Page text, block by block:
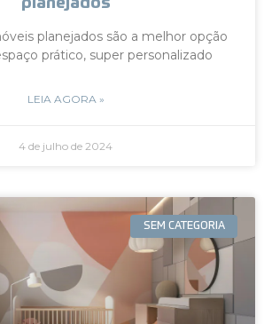
planejados são a melhor opção
prático, super personalizado
LEIA AGORA »
4 de julho de 2024
SEM CATEGORIA